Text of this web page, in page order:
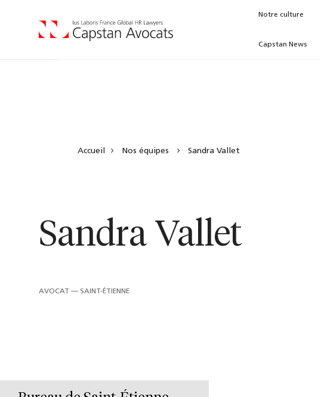
Notre culture
Capstan News
Accueil Nos équipes Sandra Vallet
Sandra Vallet
AVOCAT — SAINT-ÉTIENNE